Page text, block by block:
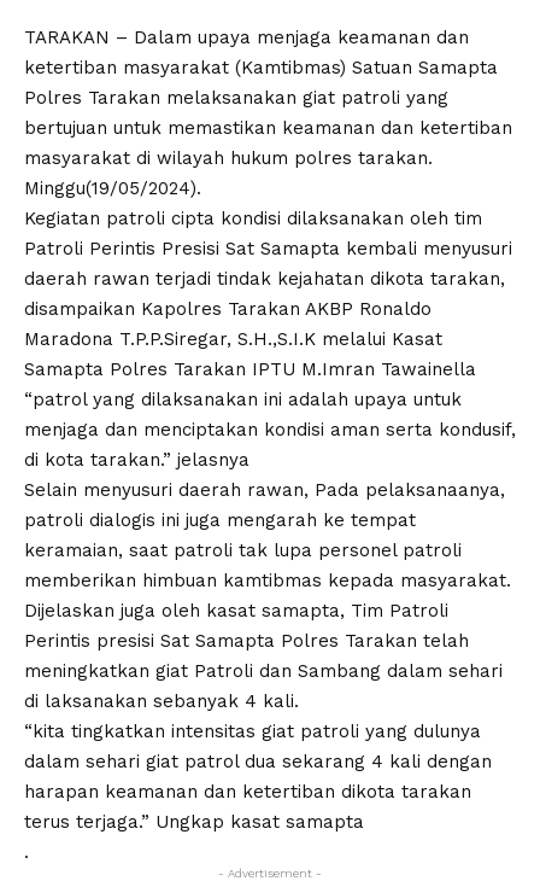
TARAKAN – Dalam upaya menjaga keamanan dan
ketertiban masyarakat (Kamtibmas) Satuan Samapta
Polres Tarakan melaksanakan giat patroli yang
bertujuan untuk memastikan keamanan dan ketertiban
masyarakat di wilayah hukum polres tarakan.
Minggu(19/05/2024).
Kegiatan patroli cipta kondisi dilaksanakan oleh tim
Patroli Perintis Presisi Sat Samapta kembali menyusuri
daerah rawan terjadi tindak kejahatan dikota tarakan,
disampaikan Kapolres Tarakan AKBP Ronaldo
Maradona T.P.P.Siregar, S.H.,S.I.K melalui Kasat
Samapta Polres Tarakan IPTU M.Imran Tawainella
“patrol yang dilaksanakan ini adalah upaya untuk
menjaga dan menciptakan kondisi aman serta kondusif,
di kota tarakan.” jelasnya
Selain menyusuri daerah rawan, Pada pelaksanaanya,
patroli dialogis ini juga mengarah ke tempat
keramaian, saat patroli tak lupa personel patroli
memberikan himbuan kamtibmas kepada masyarakat.
Dijelaskan juga oleh kasat samapta, Tim Patroli
Perintis presisi Sat Samapta Polres Tarakan telah
meningkatkan giat Patroli dan Sambang dalam sehari
di laksanakan sebanyak 4 kali.
“kita tingkatkan intensitas giat patroli yang dulunya
dalam sehari giat patrol dua sekarang 4 kali dengan
harapan keamanan dan ketertiban dikota tarakan
terus terjaga.” Ungkap kasat samapta
.
- Advertisement -